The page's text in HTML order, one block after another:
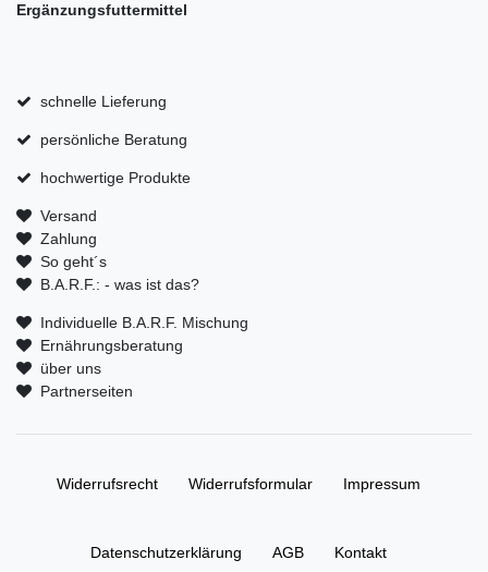
Ergänzungsfuttermittel
schnelle Lieferung
persönliche Beratung
hochwertige Produkte
Versand
Zahlung
So geht´s
B.A.R.F.: - was ist das?
Individuelle B.A.R.F. Mischung
Ernährungsberatung
über uns
Partnerseiten
Widerrufs­recht Widerrufs­formular Impressum
Daten­schutz­erklärung AGB Kontakt